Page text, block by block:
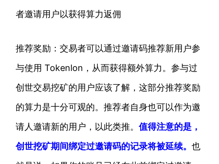
者邀请用户以获得算力返佣
推荐奖励：交易者可以通过邀请码推荐新用户参
与使用 Tokenlon，从而获得额外算力。参与过
创世交易挖矿的用户应该了解，这部分推荐奖励
的算力是十分可观的。推荐者自身也可以作为邀
请人邀请新的用户，以此类推。 值得注意的是，
创世挖矿期间绑定过邀请码的记录将被延续。 也